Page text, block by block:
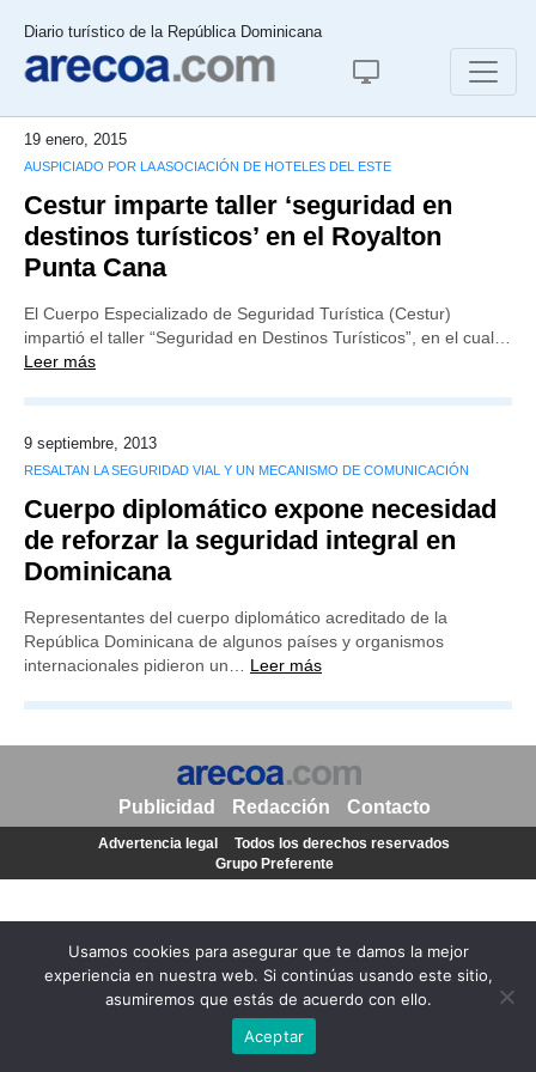
Diario turístico de la República Dominicana
19 enero, 2015
AUSPICIADO POR LA ASOCIACIÓN DE HOTELES DEL ESTE
Cestur imparte taller ‘seguridad en
destinos turísticos’ en el Royalton
Punta Cana
El Cuerpo Especializado de Seguridad Turística (Cestur)
impartió el taller “Seguridad en Destinos Turísticos”, en el cual…
Leer más
9 septiembre, 2013
RESALTAN LA SEGURIDAD VIAL Y UN MECANISMO DE COMUNICACIÓN
Cuerpo diplomático expone necesidad
de reforzar la seguridad integral en
Dominicana
Representantes del cuerpo diplomático acreditado de la
República Dominicana de algunos países y organismos
internacionales pidieron un… Leer más
Usamos cookies para asegurar que te damos la mejor
experiencia en nuestra web. Si continúas usando este sitio,
asumiremos que estás de acuerdo con ello.
Aceptar
Publicidad Redacción Contacto
Advertencia legal
Todos los derechos reservados
Grupo Preferente